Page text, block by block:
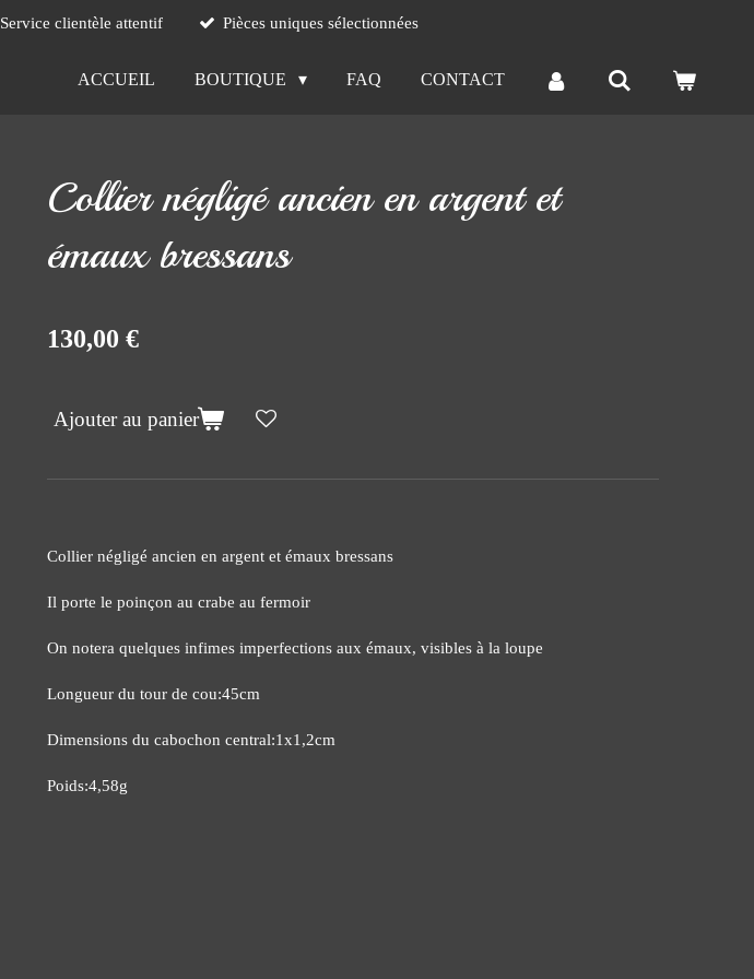
Service clientèle attentif Pièces uniques sélectionnées
ACCUEIL BOUTIQUE FAQ CONTACT
Collier négligé ancien en argent et
émaux bressans
130,00 €
Ajouter au panier
Collier négligé ancien en argent et émaux bressans
Il porte le poinçon au crabe au fermoir
On notera quelques infimes imperfections aux émaux, visibles à la loupe
Longueur du tour de cou:45cm
Dimensions du cabochon central:1x1,2cm
Poids:4,58g